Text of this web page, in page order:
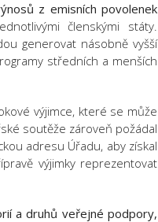
z emisních povolenek
členskými státy.
generovat násobně vyšší
středních a menších
výjimce, které se může
soutěže zároveň požádal
adresu Úřadu, aby získal
výjimky reprezentovat
a druhů veřejné podpory,